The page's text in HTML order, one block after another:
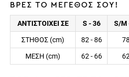
ΒΡΕΣ ΤΟ ΜΕΓΕΘΟΣ ΣΟΥ!
ΑΝΤΙΣΤΟΙΧΕΙ ΣΕ S - 36 S/M
ΣΤΗΘΟΣ (cm) 82 - 86
ΜΕΣΗ (cm) 62 - 66